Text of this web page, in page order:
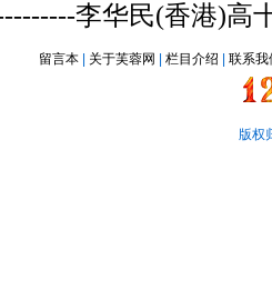
李华民(香港)高
留言本| 关于芙蓉网 栏目介绍 联系我
版权